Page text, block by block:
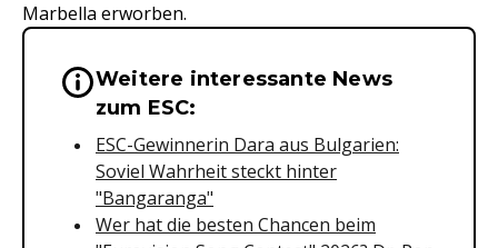
Marbella erworben.
Wichtige Hinweise &
Weitere interessante News
zum ESC:
ESC-Gewinnerin Dara aus Bulgarien:
Soviel Wahrheit steckt hinter
"Bangaranga"
Wer hat die besten Chancen beim